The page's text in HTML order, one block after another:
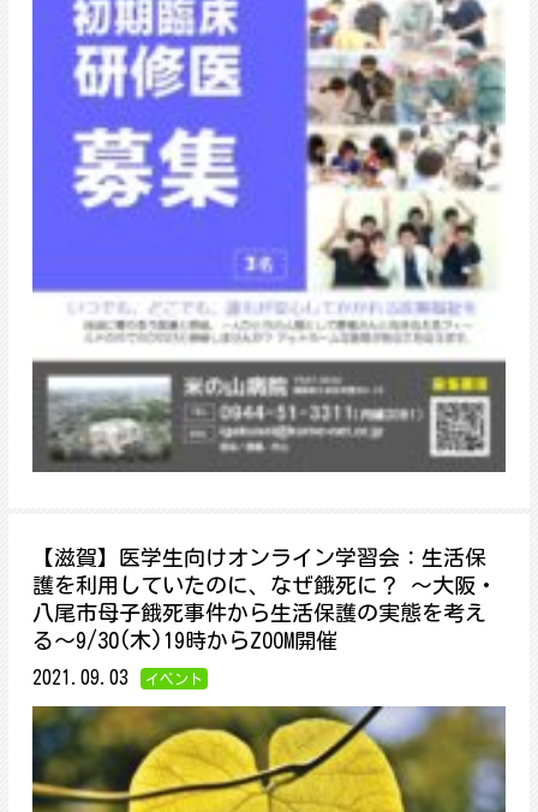
【滋賀】医学生向けオンライン学習会：生活保
護を利用していたのに、なぜ餓死に？ ～大阪・
八尾市母子餓死事件から生活保護の実態を考え
る～9/30(木)19時からZOOM開催
2021.09.03 イベント